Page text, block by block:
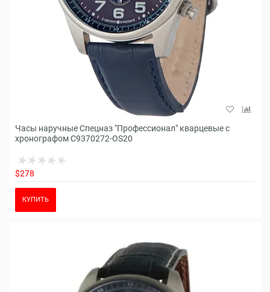
Часы наручные Спецназ "Профессионал" кварцевые с
хронографом С9370272-OS20
$278
КУПИТЬ